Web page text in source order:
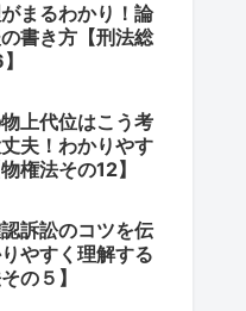
まるわかり！論
書き方【刑法総
上代位はこう考
夫！わかりやす
権法その12】
訴訟のコツを伝
やすく理解する
の５】